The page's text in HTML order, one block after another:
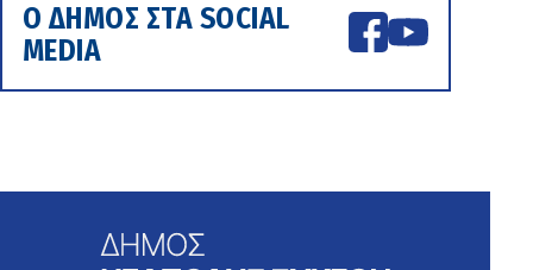
Ο ΔΗΜΟΣ ΣΤΑ SOCIAL
MEDIA